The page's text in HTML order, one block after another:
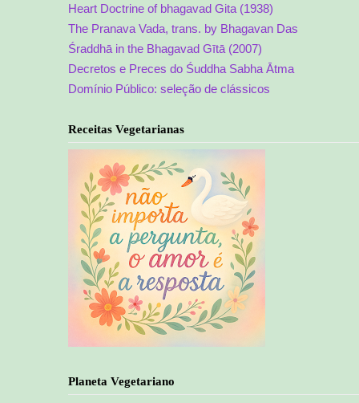
Heart Doctrine of bhagavad Gita (1938)
The Pranava Vada, trans. by Bhagavan Das
Śraddhā in the Bhagavad Gītā (2007)
Decretos e Preces do Śuddha Sabha Ātma
Domínio Público: seleção de clássicos
Receitas Vegetarianas
Planeta Vegetariano